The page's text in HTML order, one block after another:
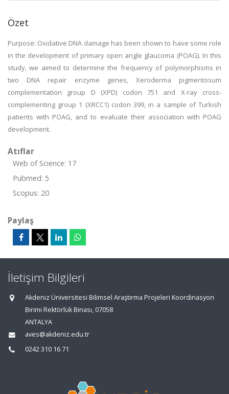
Özet
Purpose: Oxidative DNA damage has been shown to have some role
in the development of primary open angle glaucoma (POAG). In this
study, we aimed to determine the frequency of polymorphisms in
two DNA repair enzyme genes, Xeroderma pigmentosum
complementation group D (XPD) codon 751 and X-ray cross-
complementing group 1 (XRCC1) codon 399, in a sample of Turkish
patients with POAG, and to evaluate their association with POAG
development.
Atıflar
Web of Science: 17
Pubmed: 5
Scopus: 20
Paylaş
İletişim Bilgileri
Akdeniz Üniversitesi Bilimsel Araştırma Projeleri Koordinasyon
Birimi Rektörlük Binası, 07058
ANTALYA
aves@akdeniz.edu.tr
0242 310 16 71